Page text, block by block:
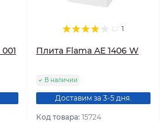
1
Плита Flama AE 1406 W
В наличии
Доставим за 3-5 дня.
Код товара: 15724